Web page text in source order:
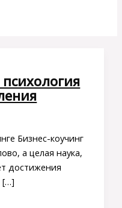
Бизнес-коучинг
а целая наука,
достижения
[…]